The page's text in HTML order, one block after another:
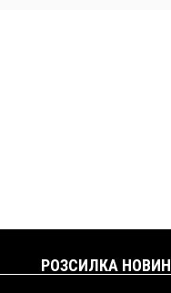
РОЗСИЛКА НОВИН